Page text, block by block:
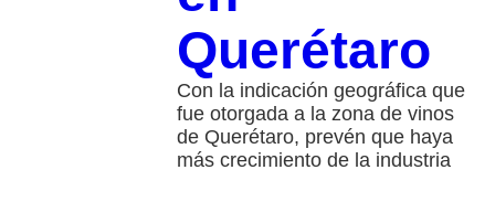
Querétaro
Con la indicación geográfica que
fue otorgada a la zona de vinos
de Querétaro, prevén que haya
más crecimiento de la industria